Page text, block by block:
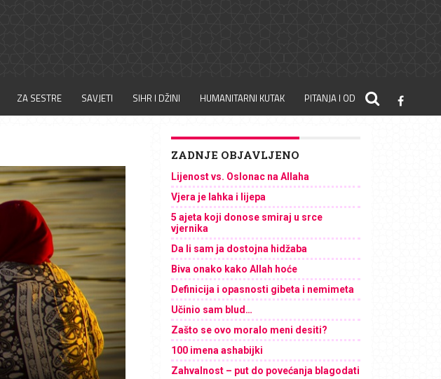
ZA SESTRE SAVJETI SIHR I DŽINI HUMANITARNI KUTAK PITANJA I ODGOVORI
ZADNJE OBJAVLJENO
Lijenost vs. Oslonac na Allaha
Vjera je lahka i lijepa
5 ajeta koji donose smiraj u srce
vjernika
Da li sam ja dostojna hidžaba
Biva onako kako Allah hoće
Definicija i opasnosti gibeta i nemimeta
Učinio sam blud…
Zašto se ovo moralo meni desiti?
100 imena ashabijki
Zahvalnost – put do povećanja blagodati